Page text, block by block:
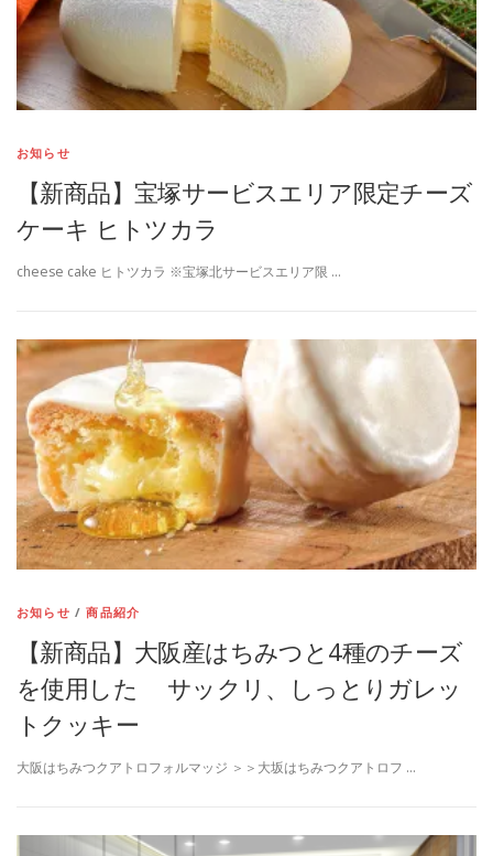
お知らせ
【新商品】宝塚サービスエリア限定チーズ
ケーキ ヒトツカラ
cheese cake ヒトツカラ ※宝塚北サービスエリア限 …
お知らせ /商品紹介
【新商品】大阪産はちみつと4種のチーズ
を使用した サックリ、しっとりガレッ
トクッキー
大阪はちみつクアトロフォルマッジ ＞＞大坂はちみつクアトロフ …